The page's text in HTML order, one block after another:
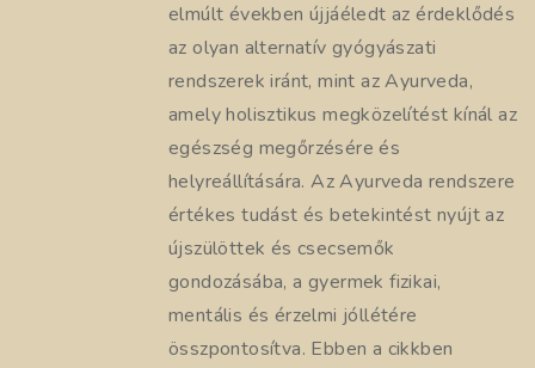
elmúlt években újjáéledt az érdeklődés
az olyan alternatív gyógyászati ​​
rendszerek iránt, mint az Ayurveda,
amely holisztikus megközelítést kínál az
egészség megőrzésére és
helyreállítására. Az Ayurveda rendszere
értékes tudást és betekintést nyújt az
újszülöttek és csecsemők
gondozásába, a gyermek fizikai,
mentális és érzelmi jóllétére
összpontosítva. Ebben a cikkben